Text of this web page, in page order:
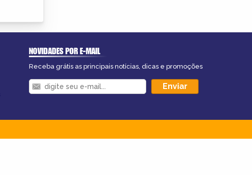
NOVIDADES POR E-MAIL
Receba grátis as principais notícias, dicas e promoções